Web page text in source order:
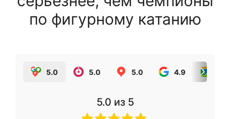
по фигурному катанию
5.0 5.0 5.0 4.9
5.0 из 5